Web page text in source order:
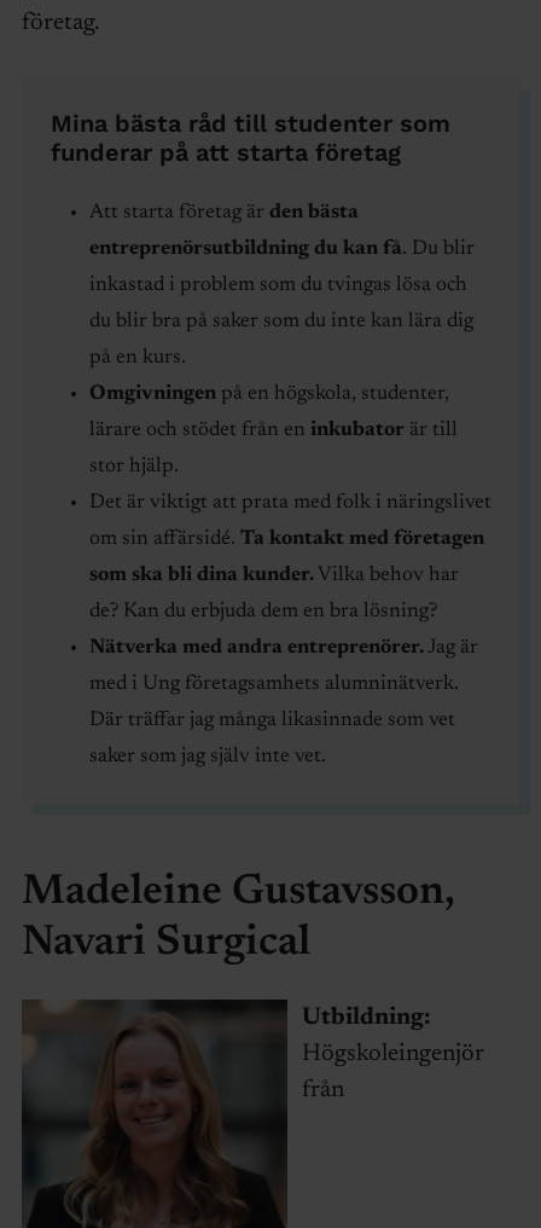
företag.
Mina bästa råd till studenter som
funderar på att starta företag
Att starta företag är den bästa
entreprenörsutbildning du kan få. Du blir
inkastad i problem som du tvingas lösa och
du blir bra på saker som du inte kan lära dig
på en kurs.
Omgivningenpå en högskola, studenter,
lärare och stödet från en inkubatorär till
stor hjälp.
Det är viktigt att prata med folk i näringslivet
om sin affärsidé. Ta kontakt med företagen
som ska bli dina kunder.Vilka behov har
de? Kan du erbjuda dem en bra lösning?
Nätverka med andra entreprenörer.Jag är
med i Ung företagsamhets alumninätverk.
Där träffar jag många likasinnade som vet
saker som jag själv inte vet.
Madeleine Gustavsson,
Navari Surgical
Utbildning:
Högskoleingenjör
från